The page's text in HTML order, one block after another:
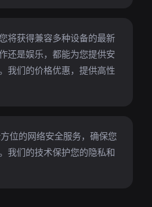
将获得兼容多种设备的最新
还是娱乐，都能为您提供安
我们的价格优惠，提供高性
位的网络安全服务，确保您
我们的技术保护您的隐私和